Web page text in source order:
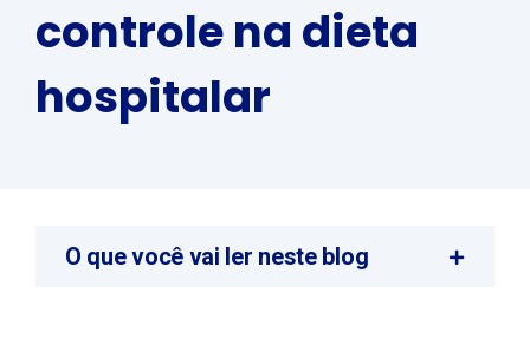
controle na dieta
hospitalar
O que você vai ler neste blog